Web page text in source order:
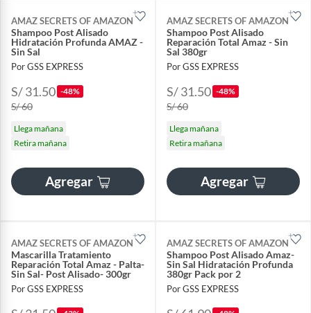
AMAZ SECRETS OF AMAZON
Shampoo Post Alisado
Hidratación Profunda AMAZ -
Sin Sal
Por GSS EXPRESS
S/ 31.50 -48%
S/ 60
Llega mañana
Retira mañana
Agregar
AMAZ SECRETS OF AMAZON
Shampoo Post Alisado
Reparación Total Amaz - Sin
Sal 380gr
Por GSS EXPRESS
S/ 31.50 -48%
S/ 60
Llega mañana
Retira mañana
Agregar
AMAZ SECRETS OF AMAZON
Mascarilla Tratamiento
Reparación Total Amaz - Palta-
Sin Sal- Post Alisado- 300gr
Por GSS EXPRESS
AMAZ SECRETS OF AMAZON
Shampoo Post Alisado Amaz-
Sin Sal Hidratación Profunda
380gr Pack por 2
Por GSS EXPRESS